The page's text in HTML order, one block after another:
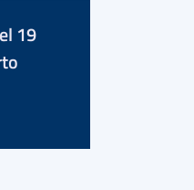
19